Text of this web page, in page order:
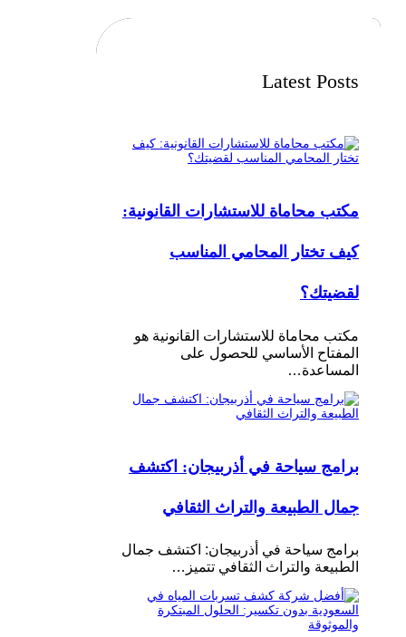
Latest Posts
مكتب محاماة للاستشارات القانونية:
كيف تختار المحامي المناسب
لقضيتك؟
مكتب محاماة للاستشارات القانونية هو
المفتاح الأساسي للحصول على
المساعدة…
برامج سياحة في أذربيجان: اكتشف
جمال الطبيعة والتراث الثقافي
برامج سياحة في أذربيجان: اكتشف جمال
الطبيعة والتراث الثقافي تتميز…